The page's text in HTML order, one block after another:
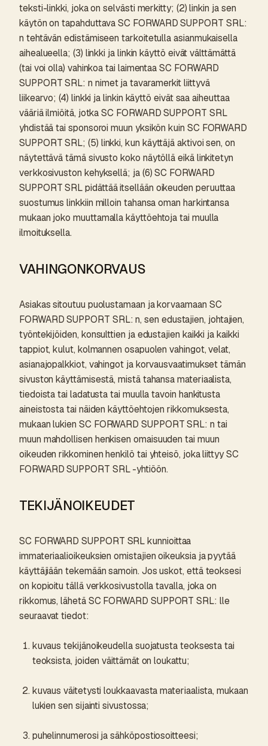
teksti-linkki, joka on selvästi merkitty; (2) linkin ja sen
käytön on tapahduttava SC FORWARD SUPPORT SRL:
n tehtävän edistämiseen tarkoitetulla asianmukaisella
aihealueella; (3) linkki ja linkin käyttö eivät välttämättä
(tai voi olla) vahinkoa tai laimentaa SC FORWARD
SUPPORT SRL: n nimet ja tavaramerkit liittyvä
liikearvo; (4) linkki ja linkin käyttö eivät saa aiheuttaa
vääriä ilmiöitä, jotka SC FORWARD SUPPORT SRL
yhdistää tai sponsoroi muun yksikön kuin SC FORWARD
SUPPORT SRL; (5) linkki, kun käyttäjä aktivoi sen, on
näytettävä tämä sivusto koko näytöllä eikä linkitetyn
verkkosivuston kehyksellä; ja (6) SC FORWARD
SUPPORT SRL pidättää itsellään oikeuden peruuttaa
suostumus linkkiin milloin tahansa oman harkintansa
mukaan joko muuttamalla käyttöehtoja tai muulla
ilmoituksella.
VAHINGONKORVAUS
Asiakas sitoutuu puolustamaan ja korvaamaan SC
FORWARD SUPPORT SRL: n, sen edustajien, johtajien,
työntekijöiden, konsulttien ja edustajien kaikki ja kaikki
tappiot, kulut, kolmannen osapuolen vahingot, velat,
asianajopalkkiot, vahingot ja korvausvaatimukset tämän
sivuston käyttämisestä, mistä tahansa materiaalista,
tiedoista tai ladatusta tai muulla tavoin hankitusta
aineistosta tai näiden käyttöehtojen rikkomuksesta,
mukaan lukien SC FORWARD SUPPORT SRL: n tai
muun mahdollisen henkisen omaisuuden tai muun
oikeuden rikkominen henkilö tai yhteisö, joka liittyy SC
FORWARD SUPPORT SRL -yhtiöön.
TEKIJÄNOIKEUDET
SC FORWARD SUPPORT SRL kunnioittaa
immateriaalioikeuksien omistajien oikeuksia ja pyytää
käyttäjiään tekemään samoin. Jos uskot, että teoksesi
on kopioitu tällä verkkosivustolla tavalla, joka on
rikkomus, lähetä SC FORWARD SUPPORT SRL: lle
seuraavat tiedot:
kuvaus tekijänoikeudella suojatusta teoksesta tai
teoksista, joiden väittämät on loukattu;
kuvaus väitetysti loukkaavasta materiaalista, mukaan
lukien sen sijainti sivustossa;
puhelinnumerosi ja sähköpostiosoitteesi;